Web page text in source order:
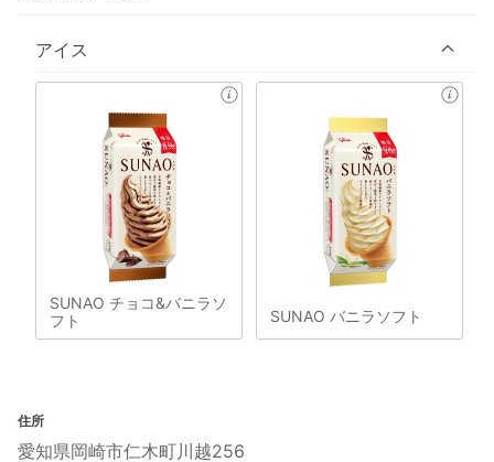
アイス
SUNAO チョコ&バニラソ
フト
SUNAO バニラソフト
住所
愛知県岡崎市仁木町川越256